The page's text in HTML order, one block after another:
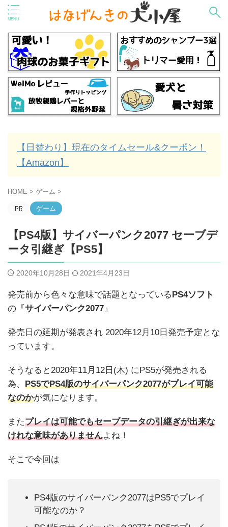
【日替わり】現在のタイムセール&クーポン！
【Amazon】
HOME > ゲーム >
ゲーム
【PS4版】サイバーパンク2077 セーブデ
ータ引継ぎ【PS5】
2020年10月28日 2021年4月23日
発売前から色々な意味で話題となっている PS4ソフト
の『 サイバーパンク2077』
発売日の延期が発表され 2020年12月10日発売予定とな
っています。
そうなると2020年11月12日(木) にPS5が発売される
為、 PS5でPS4版のサイバーパンク2077がプレイ可能
なのかが気になります。
またプレイは可能でもセーブデータの引継ぎが出来な
けれな意味がありませんよね！
そこで今回は
PS4版のサイバーパンク2077はPS5でプレイ
可能なのか？